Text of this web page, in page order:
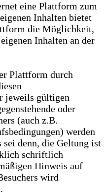
eine Plattform zum
Inhalten bietet
die Möglichkeit,
Inhalten an der
Plattform durch
jeweils gültigen
oder
(auch z.B.
werden
sei denn, die Geltung ist
schriftlich
Hinweis auf
wird